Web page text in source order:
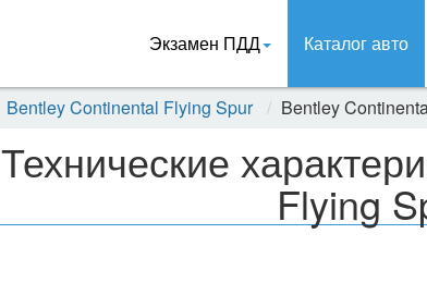
Экзамен ПДД Каталог авто
Bentley Continental Flying Spur Bentley
Технические
Flying